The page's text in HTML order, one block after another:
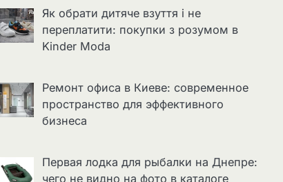
Як обрати дитяче взуття і не
переплатити: покупки з розумом в
Kinder Moda
Ремонт офиса в Киеве: современное
пространство для эффективного
бизнеса
Первая лодка для рыбалки на Днепре:
чего не видно на фото в каталоге